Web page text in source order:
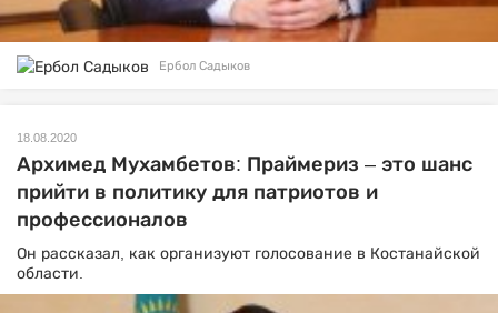
Ербол Садыков
18.08.2020
Архимед Мухамбетов: Праймериз – это шанс
прийти в политику для патриотов и
профессионалов
Он рассказал, как организуют голосование в Костанайской
области.